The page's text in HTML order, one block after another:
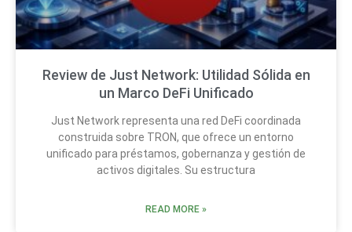
Review de Just Network: Utilidad Sólida en
un Marco DeFi Unificado
Just Network representa una red DeFi coordinada
construida sobre TRON, que ofrece un entorno
unificado para préstamos, gobernanza y gestión de
activos digitales. Su estructura
READ MORE »